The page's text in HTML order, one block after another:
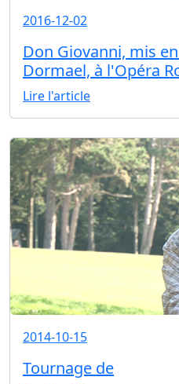
2016-12-02
Don Giovanni, mis
Dormael, à l'Opéra
Lire l'article
2014-10-15
Tournage de